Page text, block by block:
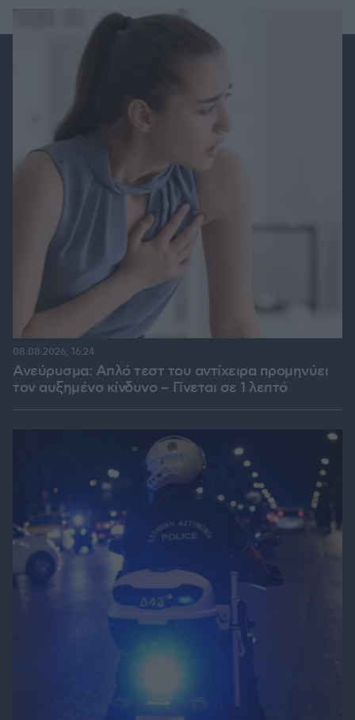
Ανεύρυσμα: Απλό τεστ του αντίχειρα προμηνύει
τον αυξημένο κίνδυνο – Γίνεται σε 1 λεπτό
08.08.2026, 16:24